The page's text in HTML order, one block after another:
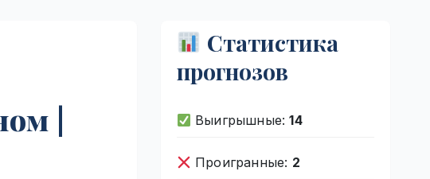
|
Статистика
прогнозов
Выигрышные:14
Проигранные: 2